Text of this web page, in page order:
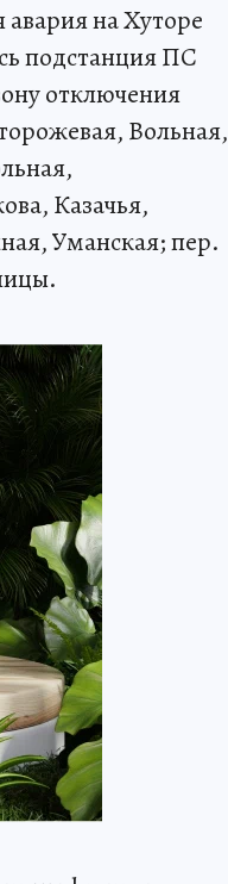
на Хуторе
подстанция ПС
отключения
Вольная,
Казачья,
Уманская; пер.